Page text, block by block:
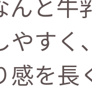
す
を長